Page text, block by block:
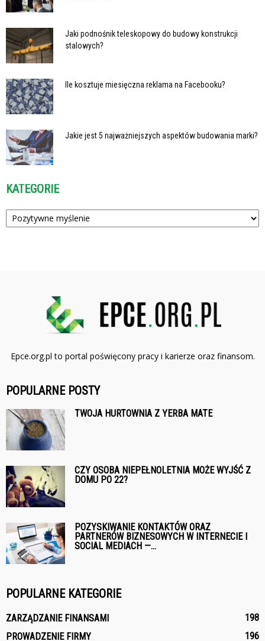
Jaki podnośnik teleskopowy do budowy konstrukcji
stalowych?
Ile kosztuje miesięczna reklama na Facebooku?
Jakie jest 5 najważniejszych aspektów budowania marki?
KATEGORIE
Kategorie
Epce.org.pl to portal poświęcony pracy i karierze oraz finansom.
POPULARNE POSTY
TWOJA HURTOWNIA Z YERBA MATE
CZY OSOBA NIEPEŁNOLETNIA MOŻE WYJŚĆ Z
DOMU PO 22?
POZYSKIWANIE KONTAKTÓW ORAZ
PARTNERÓW BIZNESOWYCH W INTERNECIE I
SOCIAL MEDIACH —...
POPULARNE KATEGORIE
ZARZĄDZANIE FINANSAMI
198
PROWADZENIE FIRMY
196